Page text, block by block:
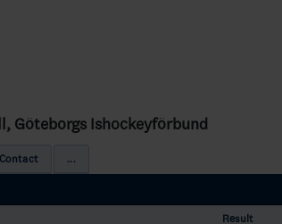
Göteborgs Ishockeyförbund
Contact ...
Result